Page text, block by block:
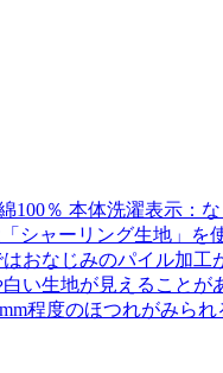
％ 本体洗濯表示：
シャーリング生地」
おなじみのパイル加
い生地が見えること
程度のほつれがみら